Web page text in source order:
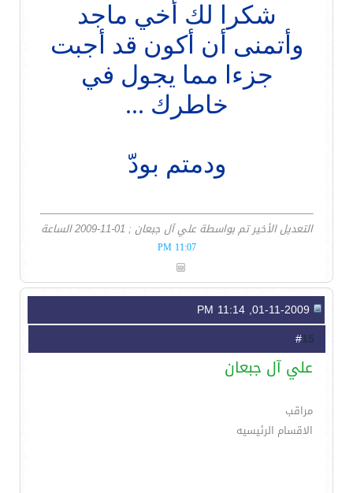
شكرا لك أخي ماجد
وأتمنى أن أكون قد أجبت
جزءا مما يجول في
خاطرك ...
ودمتم بودّ
التعديل الأخير تم بواسطة علي آل جبعان ; 01-11-2009 الساعة
11:07 PM
15
علي آل جبعان
مراقب
الاقسام الرئيسيه